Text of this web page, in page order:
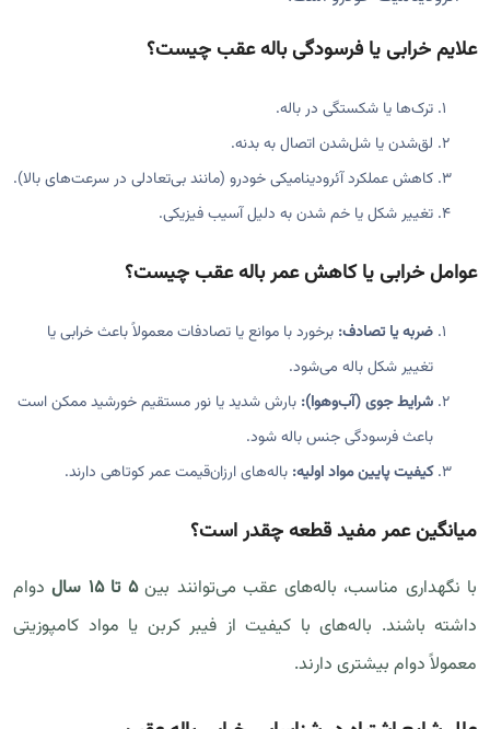
علایم خرابی یا فرسودگی باله عقب چیست؟
ترک‌ها یا شکستگی در باله.
لق‌شدن یا شل‌شدن اتصال به بدنه.
کاهش عملکرد آئرودینامیکی خودرو (مانند بی‌تعادلی در سرعت‌های بالا).
تغییر شکل یا خم شدن به دلیل آسیب فیزیکی.
عوامل خرابی یا کاهش عمر باله عقب چیست؟
ضربه یا تصادف: برخورد با موانع یا تصادفات معمولاً باعث خرابی یا
تغییر شکل باله می‌شود.
شرایط جوی (آب‌وهوا): بارش شدید یا نور مستقیم خورشید ممکن است
باعث فرسودگی جنس باله شود.
کیفیت پایین مواد اولیه: باله‌های ارزان‌قیمت عمر کوتاهی دارند.
میانگین عمر مفید قطعه چقدر است؟
با نگهداری مناسب، باله‌های عقب می‌توانند بین5 تا 15 سال
دوام
داشته باشند. باله‌های با کیفیت از فیبر کربن یا مواد کامپوزیتی
معمولاً دوام بیشتری دارند.